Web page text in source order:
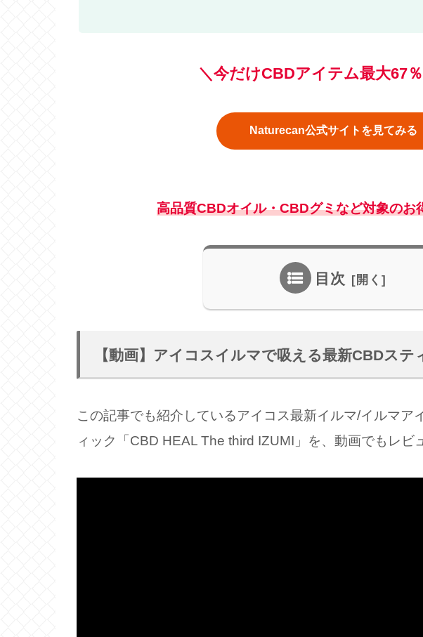
＼今だけCBDアイテム最大67％
Naturecan公式サイトを見てみる
高品質CBDオイル・CBDグミなど対象のお
目次
【動画】アイコスイルマで吸える最新CBDステ
この記事でも紹介しているアイコス最新イルマ/イルマア
ィック「CBD HEAL The third IZUMI」を、動画でもレビ